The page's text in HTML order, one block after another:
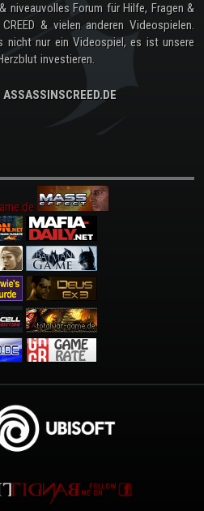
niveauvolles Forum für Hilfe, Fragen &
& vielen anderen Videospielen.
nicht nur ein Videospiel, es ist unsere
investieren.